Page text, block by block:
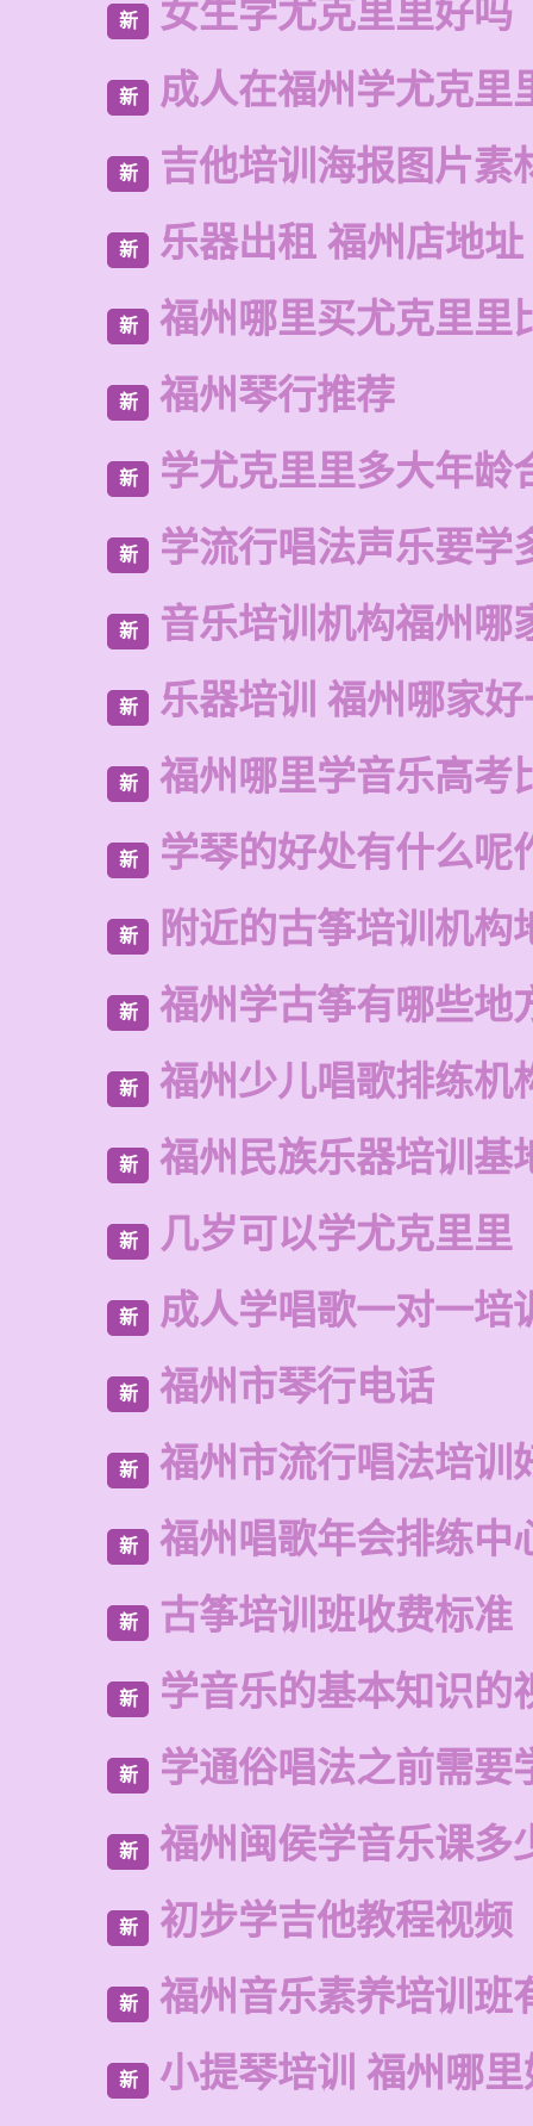
新 女生学尤克里里好吗
新 成人在福州学尤克里
新 吉他培训海报图片素
新 乐器出租 福州店地址
新 福州哪里买尤克里里
新 福州琴行推荐
新 学尤克里里多大年龄
新 学流行唱法声乐要学
新 音乐培训机构福州哪
新 乐器培训 福州哪家
新 福州哪里学音乐高考
新 学琴的好处有什么呢
新 附近的古筝培训机构
新 福州学古筝有哪些地
新 福州少儿唱歌排练机
新 福州民族乐器培训基
新 几岁可以学尤克里里
新 成人学唱歌一对一培
新 福州市琴行电话
新 福州市流行唱法培训
新 福州唱歌年会排练中
新 古筝培训班收费标准
新 学音乐的基本知识的
新 学通俗唱法之前需要
新 福州闽侯学音乐课多
新 初步学吉他教程视频
新 福州音乐素养培训班
新 小提琴培训 福州哪